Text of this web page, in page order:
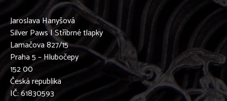
Jaroslava Hanyšová
Silver Paws | Stříbrné tlapky
Lamačova 827/15
Praha 5 – Hlubočepy
152 00
Česká republika
IČ: 61830593